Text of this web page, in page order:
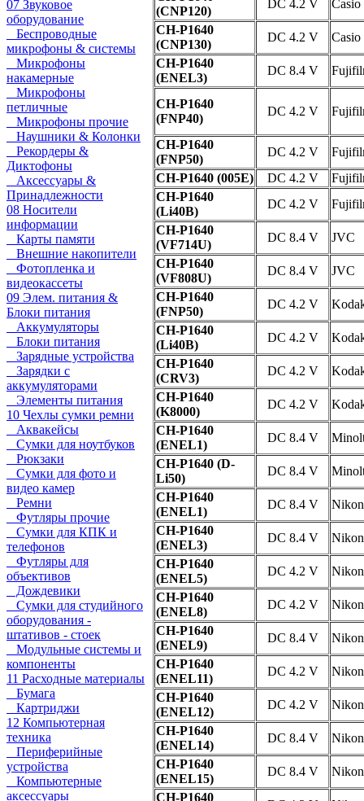
07 Звуковое
оборудование
Беспроводные
микрофоны & системы
Микрофоны
накамерные
Микрофоны
петличные
Микрофоны прочие
Наушники & Колонки
Рекордеры &
Диктофоны
Аксессуары &
Принадлежности
08 Носители
информации
Карты памяти
Внешние накопители
Фотопленка и
видеокассеты
09 Элем. питания &
Блоки питания
Аккумуляторы
Блоки питания
Зарядные устройства
Зарядки с
аккумуляторами
Элементы питания
10 Чехлы сумки ремни
Аквакейсы
Сумки для ноутбуков
Рюкзаки
Сумки для фото и
видео камер
Ремни
Футляры прочие
Сумки для КПК и
телефонов
Футляры для
объективов
Дождевики
Сумки для студийного
оборудования -
штативов - стоек
Модульные системы и
компоненты
11 Расходные материалы
Бумага
Картриджи
12 Компьютерная
техника
Периферийные
устройства
Компьютерные
аксессуары
(CNP120)
DC 4.2 V
Casio
CH-P1640
(CNP130)
DC 4.2 V
Casio
CH-P1640
(ENEL3)
DC 8.4 V
CH-P1640
(FNP40)
DC 4.2 V
CH-P1640
(FNP50)
DC 4.2 V
CH-P1640 (005E)
DC 4.2 V
CH-P1640
(Li40B)
DC 4.2 V
CH-P1640
(VF714U)
DC 8.4 V
JVC
CH-P1640
(VF808U)
DC 8.4 V
JVC
CH-P1640
(FNP50)
DC 4.2 V
CH-P1640
(Li40B)
DC 4.2 V
CH-P1640
(CRV3)
DC 4.2 V
CH-P1640
(K8000)
DC 4.2 V
CH-P1640
(ENEL1)
DC 8.4 V
CH-P1640 (D-
Li50)
DC 8.4 V
CH-P1640
(ENEL1)
DC 8.4 V
Nikon
CH-P1640
(ENEL3)
DC 8.4 V
Nikon
CH-P1640
(ENEL5)
DC 4.2 V
Nikon
CH-P1640
(ENEL8)
DC 4.2 V
Nikon
CH-P1640
(ENEL9)
DC 8.4 V
Nikon
CH-P1640
(ENEL11)
DC 4.2 V
Nikon
CH-P1640
(ENEL12)
DC 4.2 V
Nikon
CH-P1640
(ENEL14)
DC 8.4 V
Nikon
CH-P1640
(ENEL15)
DC 8.4 V
Nikon
CH-P1640